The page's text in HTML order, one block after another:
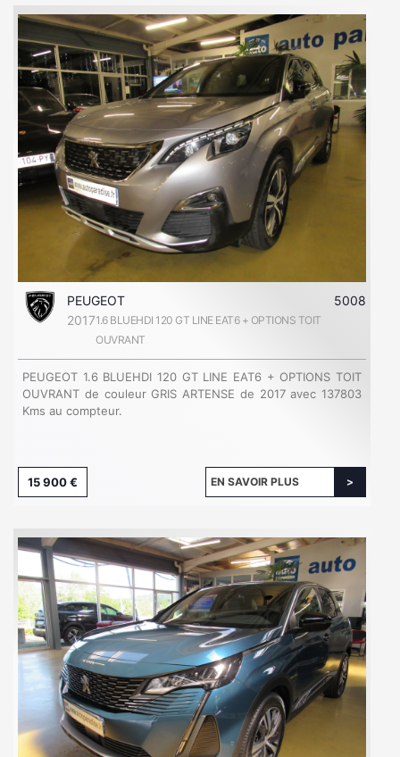
PEUGEOT
5008
20171.6 BLUEHDI 120 GT LINE EAT6 + OPTIONS TOIT
OUVRANT
PEUGEOT 1.6 BLUEHDI 120 GT LINE EAT6 + OPTIONS TOIT
OUVRANT de couleur GRIS ARTENSE de 2017 avec 137803
Kms au compteur.
15 900 € EN SAVOIR PLUS